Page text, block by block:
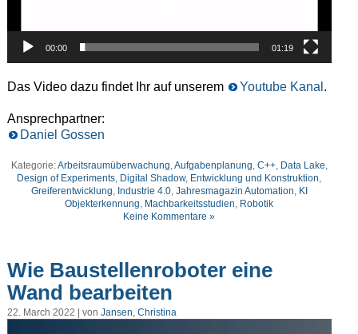
00:00 01:19
Das Video dazu findet Ihr auf unserem Youtube Kanal .
Ansprechpartner:
Daniel Gossen
Kategorie:Arbeitsraumüberwachung Aufgabenplanung C++, Data Lake
Design of Experiments Digital Shadow, Entwicklung und Konstruktion
Greiferentwicklung Industrie 4.0, Jahresmagazin Automation KI
Objekterkennung Machbarkeitsstudien Robotik
Keine Kommentare »
Wie Baustellenroboter eine
Wand bearbeiten
22. March 2022 | von Jansen, Christina